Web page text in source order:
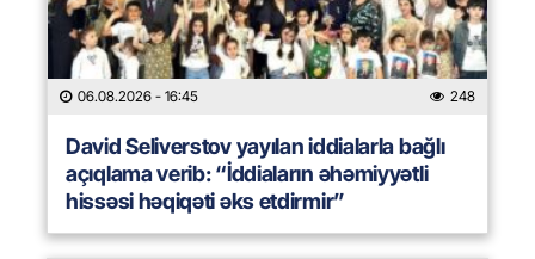
06.08.2026 - 16:45 248
David Seliverstov yayılan iddialarla bağlı
açıqlama verib: “İddiaların əhəmiyyətli
hissəsi həqiqəti əks etdirmir”